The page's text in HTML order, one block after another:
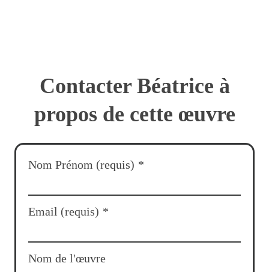
Contacter Béatrice à
propos de cette œuvre
Nom Prénom (requis) *
Email (requis) *
Nom de l'œuvre